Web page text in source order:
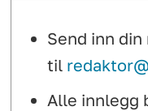
Send inn
til
Alle innlegg